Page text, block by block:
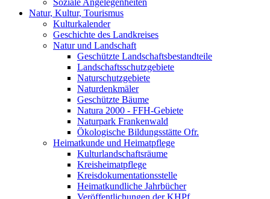
Soziale Angelegenheiten
Natur, Kultur, Tourismus
Kulturkalender
Geschichte des Landkreises
Natur und Landschaft
Geschützte Landschaftsbestandteile
Landschaftsschutzgebiete
Naturschutzgebiete
Naturdenkmäler
Geschützte Bäume
Natura 2000 - FFH-Gebiete
Naturpark Frankenwald
Ökologische Bildungsstätte Ofr.
Heimatkunde und Heimatpflege
Kulturlandschaftsräume
Kreisheimatpflege
Kreisdokumentationsstelle
Heimatkundliche Jahrbücher
Veröffentlichungen der KHPf